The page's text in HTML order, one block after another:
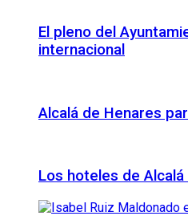
El pleno del
internacional
Alcalá de Henares
Los hoteles de